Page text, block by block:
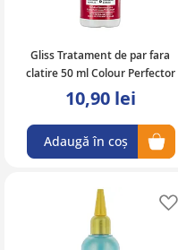
Gliss Tratament de par fara
clatire 50 ml Colour Perfector
10,90 lei
Adaugă în coș